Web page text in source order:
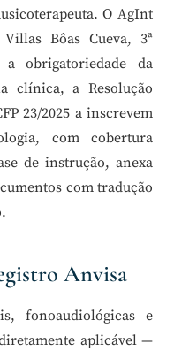
O AgInt
Bôas Cueva, 3ª
a obrigatoriedade da
clínica, a Resolução
23/2025 a inscrevem
com cobertura
de instrução, anexa
com tradução
Anvisa
fonoaudiológicas e
aplicável —